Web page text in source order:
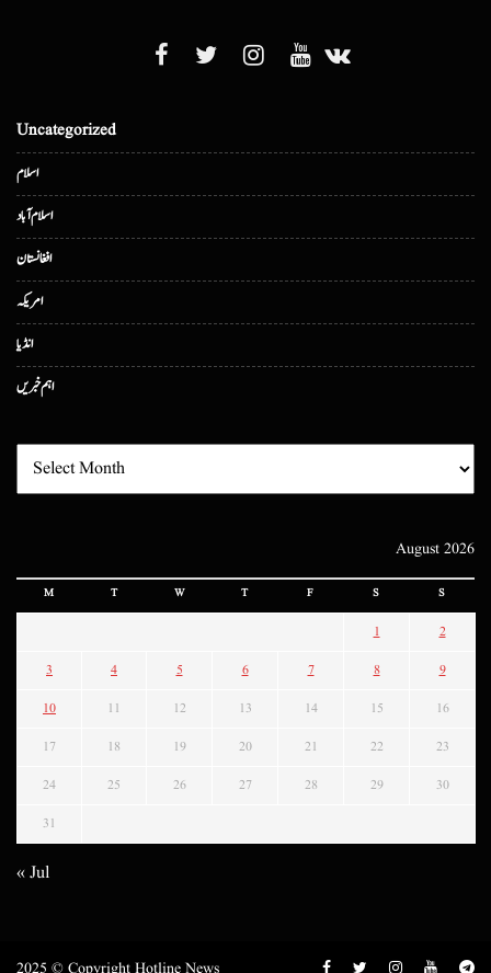
Uncategorized
اسلام
اسلام آباد
افغانستان
امریکہ
انڈیا
اہم خبریں
August 2026
M T W T F S S
1 2
3 4 5 6 7 8 9
10 11 12 13 14 15 16
17 18 19 20 21 22 23
24 25 26 27 28 29 30
31
« Jul
2025 © Copyright Hotline News